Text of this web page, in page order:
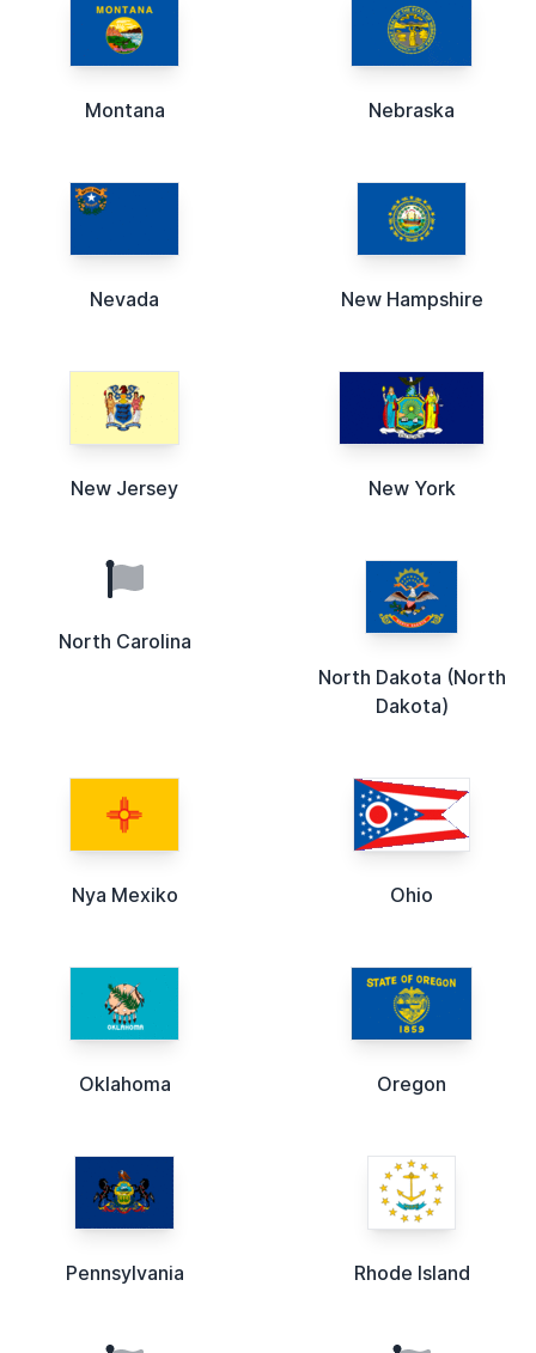
Montana Nebraska
Nevada New Hampshire
New Jersey New York
North Carolina
North Dakota (North
Dakota)
Nya Mexiko Ohio
Oklahoma Oregon
Pennsylvania Rhode Island